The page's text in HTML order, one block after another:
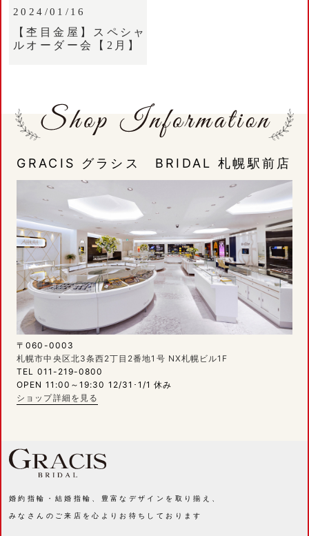
2024/01/16
【杢目金屋】スペシャ
ルオーダー会【2月】
GRACIS グラシス BRIDAL 札幌駅前店
〒060-0003
札幌市中央区北3条西2丁目2番地1号 NX札幌ビル1F
TEL 011-219-0800
OPEN 11:00～19:30 12/31･1/1 休み
ショップ詳細を見る
婚約指輪・結婚指輪、豊富なデザインを取り揃え、
みなさんのご来店を心よりお待ちしております